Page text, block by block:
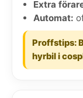
Extra
Automat:
Proffstips:
hyrbil i